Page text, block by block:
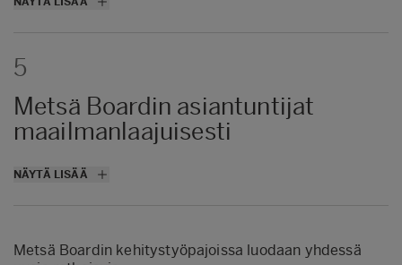
5
Metsä Boardin asiantuntijat
maailmanlaajuisesti
Kestävä kehitys, tuoteturvallisuus, jalostus
NÄYTÄ LISÄÄ
Metsä Boardin kehitystyöpajoissa luodaan yhdessä